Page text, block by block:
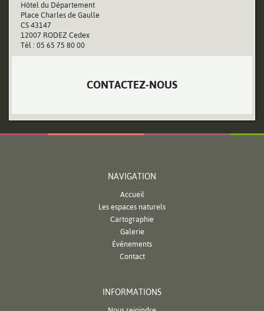
Hôtel du Département
Place Charles de Gaulle
CS 43147
12007 RODEZ Cedex
Tél : 05 65 75 80 00
CONTACTEZ-NOUS
NAVIGATION
Accueil
Les espaces naturels
Cartographie
Galerie
Événements
Contact
INFORMATIONS